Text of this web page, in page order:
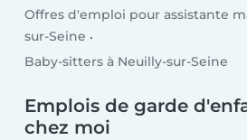
Offres d'emploi pour assistante
sur-Seine
Baby-sitters à Neuilly-sur-Seine
Emplois de garde
chez moi